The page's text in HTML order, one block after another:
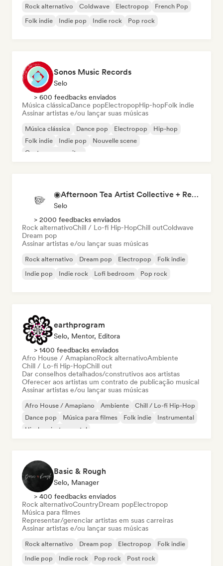
Rock alternativo Coldwave Electropop
French Pop
Folk indie
Indie pop Indie rock Pop rock
Sonos Music Records
Selo
> 600 feedbacks enviados
Música clássicaDance popElectropopHip-hopFolk indie
Assinar artistas e/ou lançar suas músicas
Música clássica Dance pop Electropop
Hip-hop
Folk indie
Indie pop
Nouvelle scene
Cantor-compositor
◉Afternoon Tea Artist Collective + Record Label◉
Selo
> 2000 feedbacks enviados
Rock alternativoChill / Lo-fi Hip-HopChill outColdwave
Dream pop
Assinar artistas e/ou lançar suas músicas
Rock alternativo Dream pop Electropop
Folk indie
Indie pop
Indie rock Lofi bedroom Pop rock
earthprogram
Selo, Mentor, Editora
> 1400 feedbacks enviados
Afro House / AmapianoRock alternativoAmbiente
Chill / Lo-fi Hip-HopChill out
Dar conselhos detalhados/construtivos aos artistas
Oferecer aos artistas um contrato de publicação musical
Assinar artistas e/ou lançar suas músicas
Afro House / Amapiano Ambiente
Chill / Lo-fi Hip-Hop
Dance pop
Música para filmes Folk indie
Instrumental
Hip-hop instrumental
Basic & Rough
Selo, Manager
> 400 feedbacks enviados
Rock alternativoCountryDream popElectropop
Música para filmes
Representar/gerenciar artistas em suas carreiras
Assinar artistas e/ou lançar suas músicas
Rock alternativo Dream pop Electropop
Folk indie
Indie pop
Indie rock Pop rock Post rock